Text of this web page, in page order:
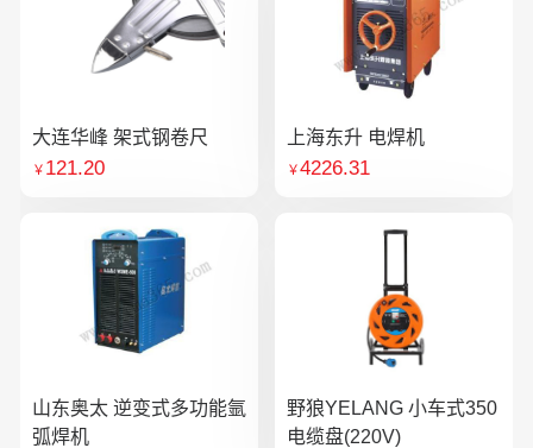
大连华峰 架式钢卷尺
￥ 121.20
上海东升 电焊机
￥4226.31
山东奥太 逆变式多功能氩
弧焊机
野狼YELANG 小车式350
电缆盘(220V)